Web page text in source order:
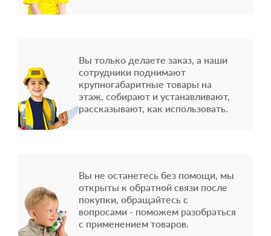
Вы только делаете заказ, а наши
сотрудники поднимают
крупногабаритные товары на
этаж, собирают и устанавливают,
рассказывают, как использовать.
Вы не останетесь без помощи, мы
открыты к обратной связи после
покупки, обращайтесь с
вопросами - поможем разобраться
с применением товаров.